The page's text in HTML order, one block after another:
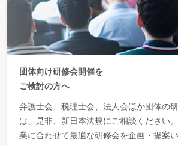
団体向け研修会開催を
ご検討の方へ
弁護士会、税理士会、法人会ほか団体の
は、是非、新日本法規にご相談ください
業に合わせて最適な研修会を企画・提案い